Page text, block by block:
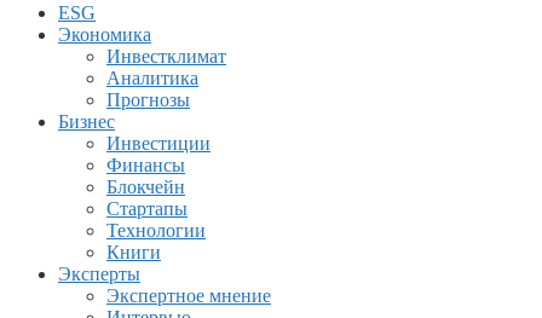
ESG
Экономика
Инвестклимат
Аналитика
Прогнозы
Бизнес
Инвестиции
Финансы
Блокчейн
Стартапы
Технологии
Книги
Эксперты
Экспертное мнение